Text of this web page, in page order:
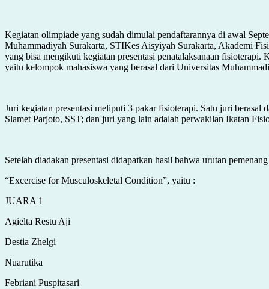
Kegiatan olimpiade yang sudah dimulai pendaftarannya di awal
Muhammadiyah Surakarta, STIKes Aisyiyah Surakarta, Akademi
yang bisa mengikuti kegiatan presentasi penatalaksanaan
yaitu kelompok mahasiswa yang berasal dari Universitas
Juri kegiatan presentasi meliputi 3 pakar fisioterapi. Satu juri
Slamet Parjoto, SST; dan juri yang lain adalah perwakilan Ikatan
Setelah diadakan presentasi didapatkan hasil bahwa urutan
“Excercise for Musculoskeletal Condition”, yaitu :
JUARA 1
Agielta Restu Aji
Destia Zhelgi
Nuarutika
Febriani Puspitasari